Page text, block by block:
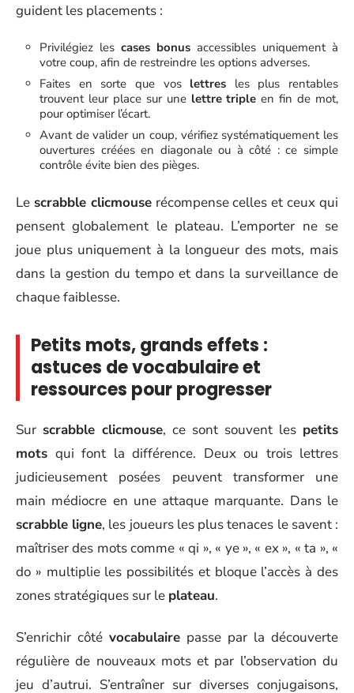
guident les placements :
Privilégiez les cases bonus accessibles uniquement à
votre coup, afin de restreindre les options adverses.
Faites en sorte que vos lettres les plus rentables
trouvent leur place sur une lettre triple en fin de mot,
pour optimiser l’écart.
Avant de valider un coup, vérifiez systématiquement les
ouvertures créées en diagonale ou à côté : ce simple
contrôle évite bien des pièges.
Le scrabble clicmouserécompense celles et ceux qui
pensent globalement le plateau. L’emporter ne se
joue plus uniquement à la longueur des mots, mais
dans la gestion du tempo et dans la surveillance de
chaque faiblesse.
Petits mots, grands effets :
astuces de vocabulaire et
ressources pour progresser
Sur scrabble clicmouse, ce sont souvent les petits
mots qui font la différence. Deux ou trois lettres
judicieusement posées peuvent transformer une
main médiocre en une attaque marquante. Dans le
scrabble ligne, les joueurs les plus tenaces le savent :
maîtriser des mots comme « qi », « ye », « ex », « ta », «
do » multiplie les possibilités et bloque l’accès à des
zones stratégiques sur le plateau.
S’enrichir côté vocabulaire passe par la découverte
régulière de nouveaux mots et par l’observation du
jeu d’autrui. S’entraîner sur diverses conjugaisons,